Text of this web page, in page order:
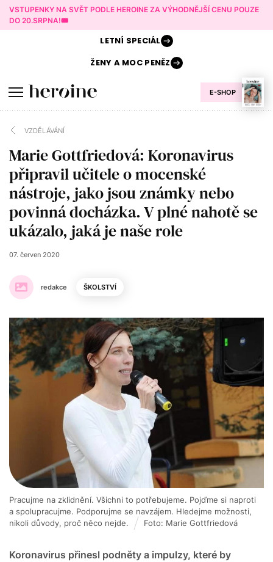
VSTUPENKY NA SVĚT PODLE HEROINE ZA VÝHODNĚJŠÍ CENU POUZE
DO 20.SRPNA!🎟️
E-SHOP
LETNÍ SPECIÁL
ŽENY AMOC PENĚZ
VZDĚLÁVÁNÍ
Marie Gottfriedová: Koronavirus
připravil učitele o mocenské
nástroje, jako jsou známky nebo
povinná docházka. V plné nahotě se
ukázalo, jaká je naše role
redakce
07. červen 2020
ŠKOLSTVÍ
Koronavirus přinesl podněty a impulzy, které by
Pracujme na zklidnění. Všichni to potřebujeme. Pojďme si naproti
a spolupracujme. Podporujme se navzájem. Hledejme možnosti,
nikoli důvody, proč něco nejde.
Foto: Marie Gottfriedová